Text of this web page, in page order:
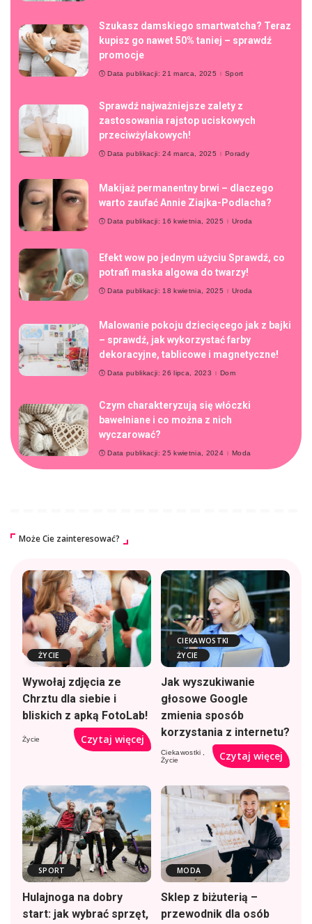
Szukasz damskiego smartwatcha? Teraz
kupisz go nawet 50% taniej – sprawdź
promocje
Data publikacji: 21 marca, 2025 Sport
Sprawdź najważniejsze zalety z
zastosowania rajstop uciskowych
przeciwżylakowych!
Data publikacji: 24 marca, 2025 Porady
Makijaż permanentny brwi – dlaczego
warto zaufać Annie Ziajka-Podlacha?
Data publikacji: 16 kwietnia, 2025 Uroda
Efekt wow po jednym użyciu Sprawdź, co
potrafi maska algowa do twarzy!
Data publikacji: 18 kwietnia, 2025 Uroda
Malowanie pokoju dziecięcego jak z bajki
– sprawdź, jak wykorzystać farby
dekoracyjne, tablicowe i magnetyczne!
Data publikacji: 26 lipca, 2023 Dom
Czym charakteryzują się włóczki
bawełniane i co można z nich
wyczarować?
Data publikacji: 25 kwietnia, 2024 Moda
Może Cie zainteresować?
ŻYCIE
Wywołaj zdjęcia ze
Chrztu dla siebie i
bliskich z apką FotoLab!
Życie Czytaj więcej
CIEKAWOSTKI
ŻYCIE
Jak wyszukiwanie
głosowe Google
zmienia sposób
korzystania z internetu?
Ciekawostki
Życie
Czytaj więcej
SPORT
Hulajnoga na dobry
start: jak wybrać sprzęt,
MODA
Sklep z biżuterią –
przewodnik dla osób